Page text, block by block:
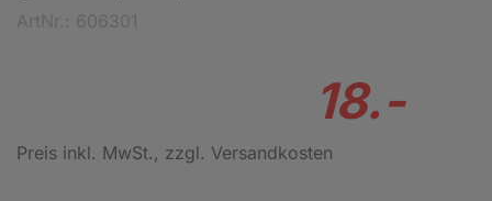
18.-
Preis inkl. MwSt., zzgl. Versandkosten